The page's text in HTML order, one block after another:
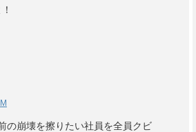
の崩壊を擦りたい社員を全員クビ